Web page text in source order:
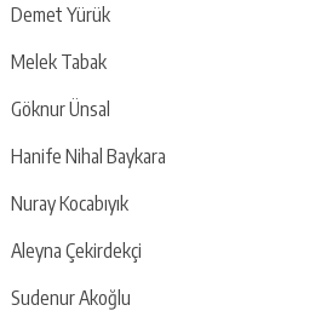
Demet Yürük
Melek Tabak
Göknur Ünsal
Hanife Nihal Baykara
Nuray Kocabıyık
Aleyna Çekirdekçi
Sudenur Akoğlu